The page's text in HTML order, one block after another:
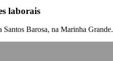
laborais
Santos Barosa, na Marinha Grande.